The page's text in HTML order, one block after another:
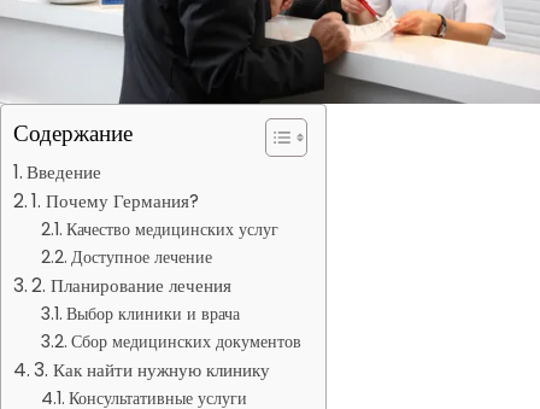
Содержание
Введение
1. Почему Германия?
Качество медицинских услуг
Доступное лечение
2. Планирование лечения
Выбор клиники и врача
Сбор медицинских документов
3. Как найти нужную клинику
Консультативные услуги